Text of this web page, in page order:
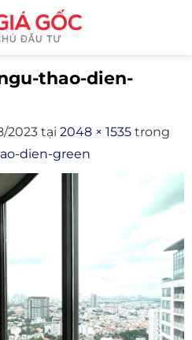
thao-dien-
2023 tại 2048 × 1535 trong
dien-green